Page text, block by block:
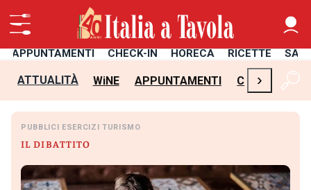
APPUNTAMENTI CHECK-IN HORECA RICETTE
ATTUALITÀ WiNE APPUNTAMENTI CHECK-IN
›
PUBBLICI ESERCIZI TURISMO
IL DIBATTITO